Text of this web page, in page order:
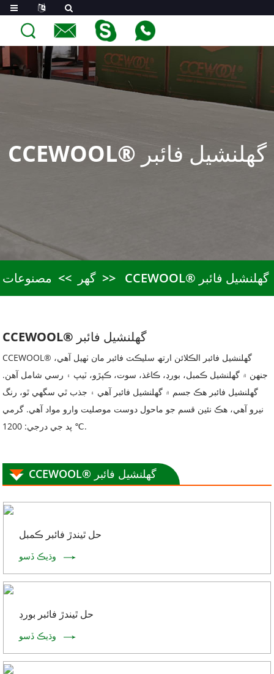
CCEWOOL® گھلنشيل فائبر
گھر مصنوعات CCEWOOL® گھلنشيل فائبر
CCEWOOL® گھلنشيل فائبر
CCEWOOL® گھلنشيل فائبر الڪلائن ارتھ سليڪٽ فائبر مان ٺهيل آهي،
جنهن ۾ گھلنشيل ڪمبل، بورڊ، ڪاغذ، سوت، ڪپڙو، ٽيپ ۽ رسي شامل آهن.
گھلنشيل فائبر هڪ جسم ۾ گھلنشيل فائبر آهي ۽ جذب ٿي سگهي ٿو، رنگ
نيرو آهي، هڪ نئين قسم جو ماحول دوست موصليت وارو مواد آهي. گرمي
پد جي درجي: 1200 ℃.
CCEWOOL® گھلنشيل فائبر
حل ٿيندڙ فائبر ڪمبل
وڌيڪ ڏسو
حل ٿيندڙ فائبر بورڊ
وڌيڪ ڏسو